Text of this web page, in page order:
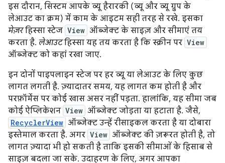
इस दौरान, सिस्टम आपके व्यू हैरारकी (व्यू और व्यू ग्रुप के
लेआउट का क्रम) में काम के आइटम सही तरह से रखे. इसका
मेज़रहिस्सा स्टेज View ऑब्जेक्ट के साइज़ और सीमाएं तय
करता है. लेआउटहिस्सा यह तय करता है कि स्क्रीन पर View
ऑब्जेक्ट को कहां रखा जाए.
इन दोनों पाइपलाइन स्टेज पर हर व्यू या लेआउट के लिए कुछ
लागत लगती है. ज़्यादातर समय, यह लागत कम होती है और
परफ़ॉर्मेंस पर कोई खास असर नहीं पड़ता. हालांकि, यह सीमा जब
कोई ऐप्लिकेशन View ऑब्जेक्ट जोड़ता या हटाता है. जैसे,
RecyclerView ऑब्जेक्ट उन्हें रीसाइकल करता है या दोबारा
इस्तेमाल करता है. अगर View ऑब्जेक्ट की ज़रूरत होती है, तो
लागत ज़्यादा भी हो सकती है ताकि इसकी सीमाओं के हिसाब से
साइज़ बदला जा सके. उदाहरण के लिए, अगर आपका